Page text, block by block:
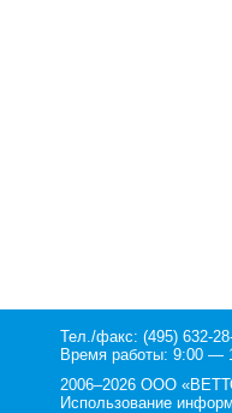
Тел./факс: (495) 632-
Время работы: 9:00 —
2006–2026 ООО
Использование